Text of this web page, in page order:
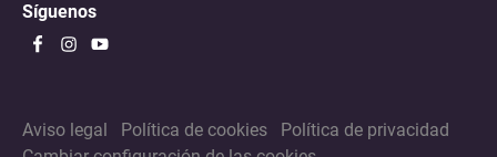
Síguenos
Aviso legal Política de cookies
Política de privacidad